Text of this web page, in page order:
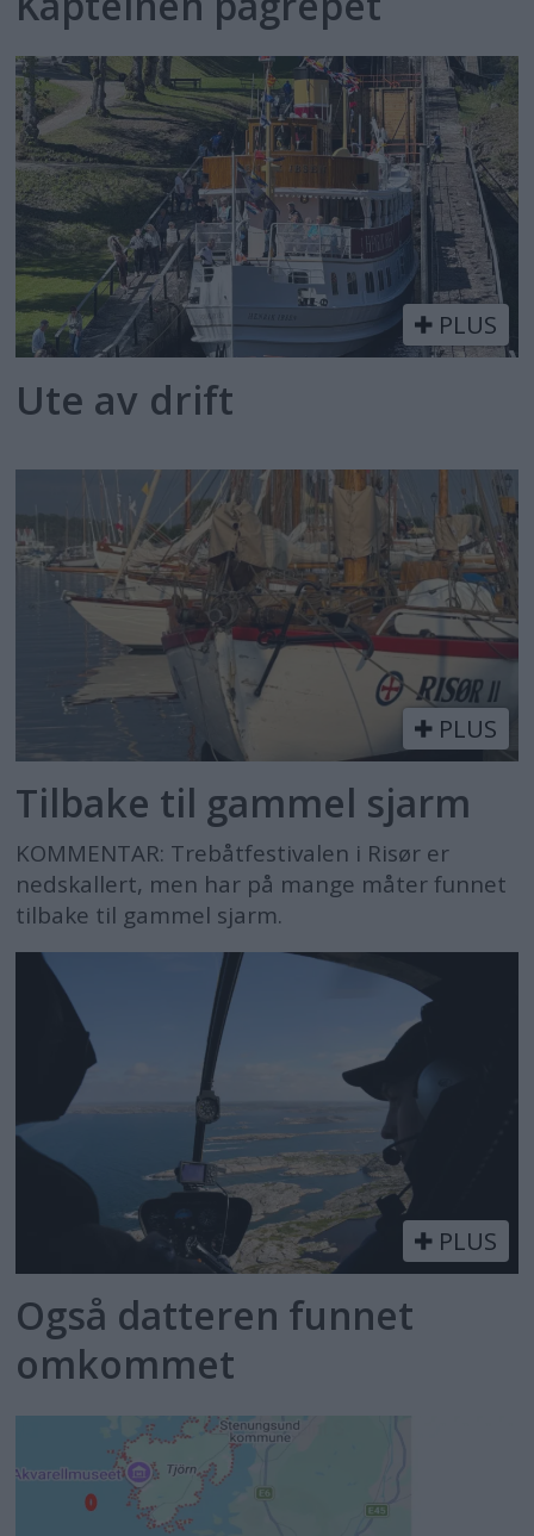
PLUS
Ute av drift
PLUS
Tilbake til gammel sjarm
KOMMENTAR: Trebåtfestivalen i Risør er
nedskallert, men har på mange måter funnet
tilbake til gammel sjarm.
PLUS
Også datteren funnet
omkommet